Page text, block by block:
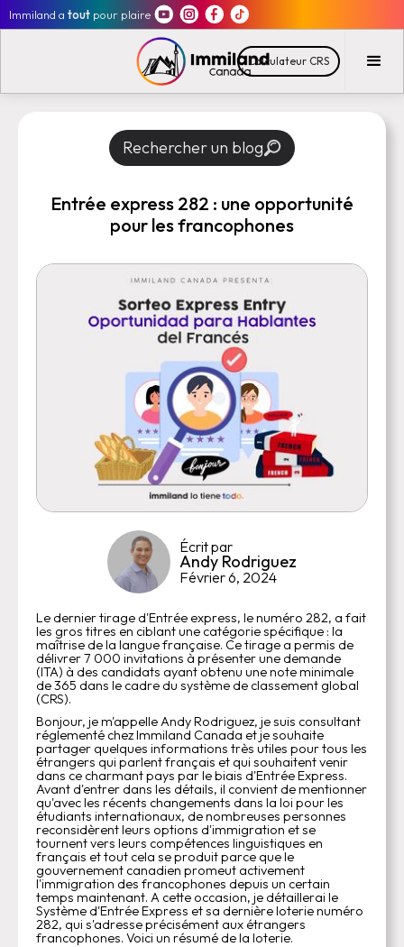
Immiland a tout pour plaire
Calculateur CRS
Rechercher un blog
Entrée express 282 : une opportunité
pour les francophones
Écrit par
Andy Rodriguez
Février 6, 2024
Le dernier tirage d'Entrée express, le numéro 282, a fait
les gros titres en ciblant une catégorie spécifique : la
maîtrise de la langue française. Ce tirage a permis de
délivrer 7 000 invitations à présenter une demande
(ITA) à des candidats ayant obtenu une note minimale
de 365 dans le cadre du système de classement global
(CRS).
Bonjour, je m'appelle Andy Rodriguez, je suis consultant
réglementé chez Immiland Canada et je souhaite
partager quelques informations très utiles pour tous les
étrangers qui parlent français et qui souhaitent venir
dans ce charmant pays par le biais d'Entrée Express.
Avant d'entrer dans les détails, il convient de mentionner
qu'avec les récents changements dans la loi pour les
étudiants internationaux, de nombreuses personnes
reconsidèrent leurs options d'immigration et se
tournent vers leurs compétences linguistiques en
français et tout cela se produit parce que le
gouvernement canadien promeut activement
l'immigration des francophones depuis un certain
temps maintenant. A cette occasion, je détaillerai le
Système d'Entrée Express et sa dernière loterie numéro
282, qui s'adresse précisément aux étrangers
francophones. Voici un résumé de la loterie.